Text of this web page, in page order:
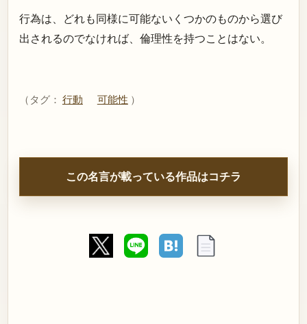
行為は、どれも同様に可能ないくつかのものから選び
出されるのでなければ、倫理性を持つことはない。
（タグ： 行動 可能性 ）
この名言が載っている作品はコチラ